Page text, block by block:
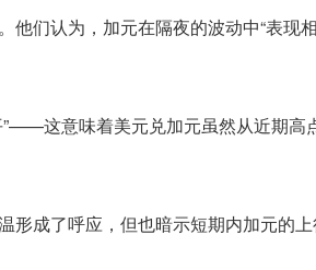
们认为，加元在隔夜的波动中“表现
这意味着美元兑加元虽然从近期高
成了呼应，但也暗示短期内加元的上